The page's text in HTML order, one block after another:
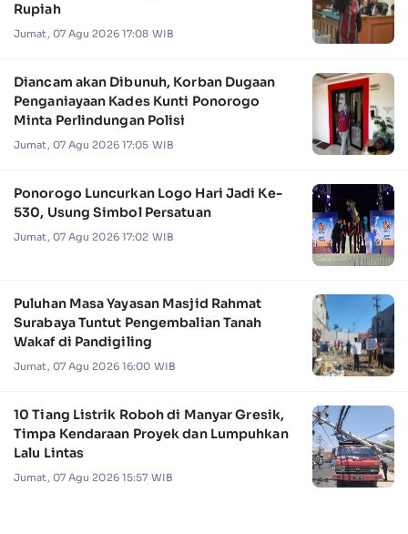
Rupiah
Jumat, 07 Agu 2026 17:08 WIB
Diancam akan Dibunuh, Korban Dugaan
Penganiayaan Kades Kunti Ponorogo
Minta Perlindungan Polisi
Jumat, 07 Agu 2026 17:05 WIB
Ponorogo Luncurkan Logo Hari Jadi Ke-
530, Usung Simbol Persatuan
Jumat, 07 Agu 2026 17:02 WIB
Puluhan Masa Yayasan Masjid Rahmat
Surabaya Tuntut Pengembalian Tanah
Wakaf di Pandigiling
Jumat, 07 Agu 2026 16:00 WIB
10 Tiang Listrik Roboh di Manyar Gresik,
Timpa Kendaraan Proyek dan Lumpuhkan
Lalu Lintas
Jumat, 07 Agu 2026 15:57 WIB